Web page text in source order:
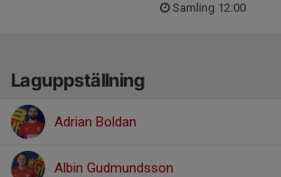
Samling 12:00
Laguppställning
Adrian Boldan
Albin Gudmundsson